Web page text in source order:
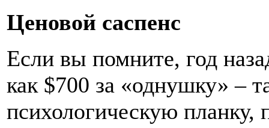
Ценовой саспенс
Если вы помните, год
как $700 за «однушку» –
психологическую планку,